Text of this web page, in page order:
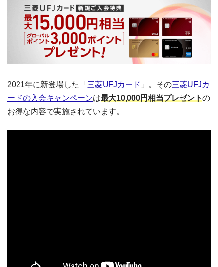
2021年に新登場した「 三菱UFJカード 」。その三菱UFJカ
ードの入会キャンペーンは最大10,000円相当プレゼントの
お得な内容で実施されています。